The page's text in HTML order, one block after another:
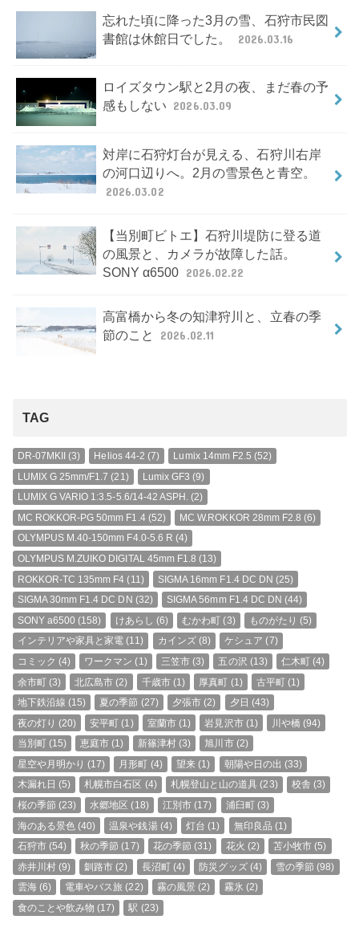
忘れた頃に降った3月の雪、石狩市民図
書館は休館日でした。
2026.03.16
ロイズタウン駅と2月の夜、まだ春の予
感もしない 2026.03.09
対岸に石狩灯台が見える、石狩川右岸
の河口辺りへ。2月の雪景色と青空。
2026.03.02
【当別町ビトエ】石狩川堤防に登る道
の風景と、カメラが故障した話。
SONY α6500 2026.02.22
高富橋から冬の知津狩川と、立春の季
節のこと
2026.02.11
TAG
DR-07MKII (3) Helios 44-2 (7) Lumix 14mm F2.5 (52)
LUMIX G 25mm/F1.7 (21) Lumix GF3 (9)
LUMIX G VARIO 1:3.5-5.6/14-42 ASPH. (2)
MC ROKKOR-PG 50mm F1.4(52) MC W.ROKKOR 28mm F2.8 (6)
OLYMPUS M.40-150mm F4.0-5.6 R (4)
OLYMPUS M.ZUIKO DIGITAL 45mm F1.8 (13)
ROKKOR-TC 135mm F4 (11) SIGMA 16mm F1.4 DC DN (25)
SIGMA 30mm F1.4 DC DN (32) SIGMA 56mm F1.4 DC DN (44)
SONY a6500 (158) けあらし (6) むかわ町 (3) ものがたり (5)
インテリアや家具と家電 (11) カインズ(8) ケシュア (7)
コミック (4) ワークマン (1) 三笠市 (3) 五の沢 (13) 仁木町 (4)
余市町(3) 北広島市 (2) 千歳市(1) 厚真町 (1) 古平町 (1)
地下鉄沿線 (15) 夏の季節 (27) 夕張市 (2) 夕日 (43)
夜の灯り (20) 安平町 (1) 室蘭市(1) 岩見沢市(1) 川や橋 (94)
当別町(15) 恵庭市 (1) 新篠津村(3) 旭川市(2)
星空や月明かり (17) 月形町 (4) 望来 (1) 朝陽や日の出 (33)
木漏れ日 (5) 札幌市白石区 (4) 札幌登山と山の道具 (23) 校舎 (3)
桜の季節 (23) 水郷地区 (18) 江別市 (17) 浦臼町(3)
海のある景色 (40) 温泉や銭湯(4) 灯台 (1) 無印良品 (1)
石狩市(54) 秋の季節 (17) 花の季節 (31) 花火 (2) 苫小牧市 (5)
赤井川村(9) 釧路市 (2) 長沼町(4) 防災グッズ(4) 雪の季節 (98)
雲海(6) 電車やバス旅 (22) 霧の風景 (2) 霧氷 (2)
食のことや飲み物 (17) 駅 (23)